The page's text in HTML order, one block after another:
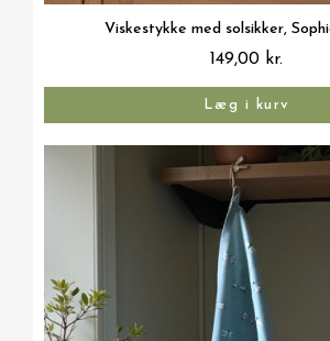
Vis her
Viskestykke med solsikker,
149,00 kr.
Læg i kurv